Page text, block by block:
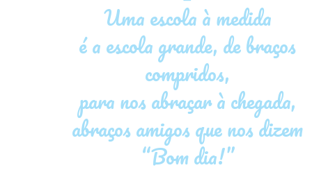
Uma escola à medida
é a escola grande, de braços
compridos,
para nos abraçar à chegada,
abraços amigos que nos dizem
“Bom dia!”